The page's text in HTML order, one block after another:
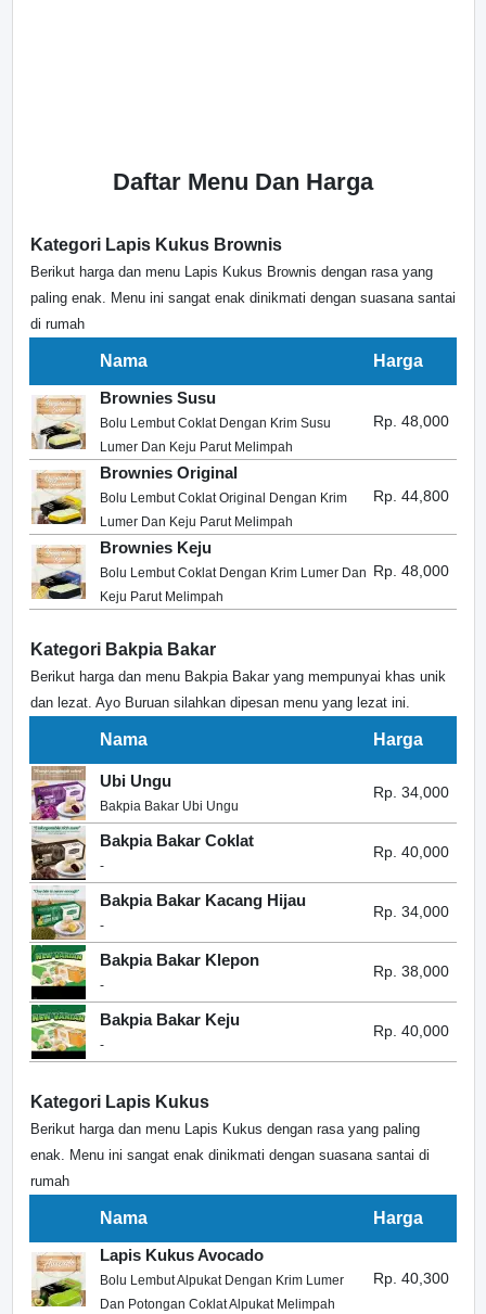
Daftar Menu Dan Harga
Kategori Lapis Kukus Brownis
Berikut harga dan menu Lapis Kukus Brownis dengan rasa yang
paling enak. Menu ini sangat enak dinikmati dengan suasana santai
di rumah
Nama
Harga
Brownies Susu
Bolu Lembut Coklat Dengan Krim Susu
Lumer Dan Keju Parut Melimpah
Rp. 48,000
Brownies Original
Bolu Lembut Coklat Original Dengan Krim
Lumer Dan Keju Parut Melimpah
Rp. 44,800
Brownies Keju
Bolu Lembut Coklat Dengan Krim Lumer Dan
Keju Parut Melimpah
Rp. 48,000
Kategori Bakpia Bakar
Berikut harga dan menu Bakpia Bakar yang mempunyai khas unik
dan lezat. Ayo Buruan silahkan dipesan menu yang lezat ini.
Nama Harga
Ubi Ungu
Bakpia Bakar Ubi Ungu
Rp. 34,000
Bakpia Bakar Coklat
-
Rp. 40,000
Bakpia Bakar Kacang Hijau
-
Rp. 34,000
Bakpia Bakar Klepon
-
Rp. 38,000
Bakpia Bakar Keju
-
Rp. 40,000
Kategori Lapis Kukus
Berikut harga dan menu Lapis Kukus dengan rasa yang paling
enak. Menu ini sangat enak dinikmati dengan suasana santai di
rumah
Nama
Harga
Lapis Kukus Avocado
Bolu Lembut Alpukat Dengan Krim Lumer
Dan Potongan Coklat Alpukat Melimpah
Rp. 40,300